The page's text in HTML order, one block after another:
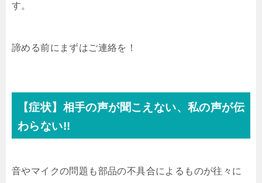
す。
諦める前にまずはご連絡を！
【症状】相手の声が聞こえない、私の声が伝
わらない!!
音やマイクの問題も部品の不具合によるものが往々に